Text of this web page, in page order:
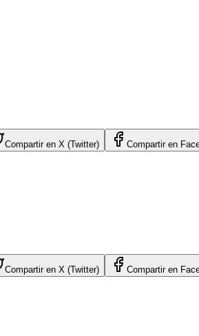
Compartir en X (Twitter) Compartir en
Compartir en X (Twitter) Compartir en